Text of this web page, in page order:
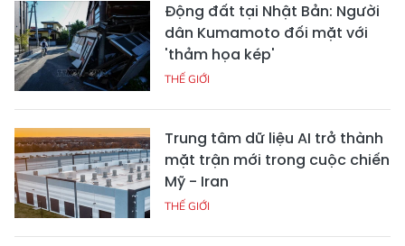
Động đất tại Nhật Bản: Người
dân Kumamoto đối mặt với
'thảm họa kép'
THẾ GIỚI
Trung tâm dữ liệu AI trở thành
mặt trận mới trong cuộc chiến
Mỹ - Iran
THẾ GIỚI